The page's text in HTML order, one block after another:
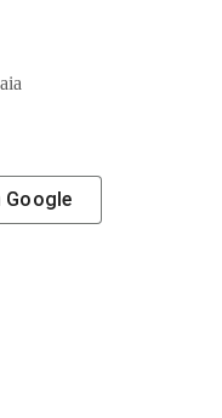
Google